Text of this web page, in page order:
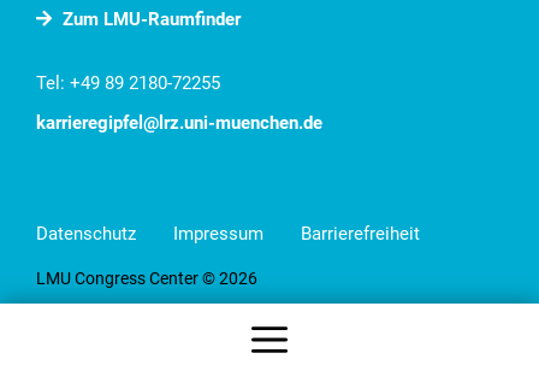
Menü
Zum LMU-Raumﬁnder
Tel: +49 89 2180-72255
karrieregipfel@lrz.uni-muenchen.de
Datenschutz Impressum Barrierefreiheit
LMU Congress Center © 2026